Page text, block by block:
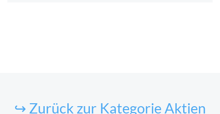
↪ Zurück zur Kategorie Aktien